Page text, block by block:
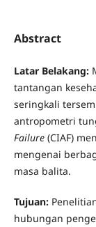
Abstract
Latar Belakang:
tantangan
seringkali
antropometri
Failure(CIAF)
mengenai
masa balita.
Tujuan:
hubungan